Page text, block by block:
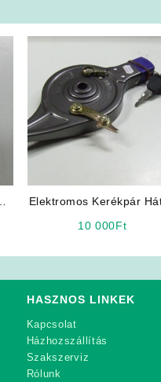
Elektromos Kerékpár
10 000Ft
HASZNOS LINKEK
Kapcsolat
Házhozszállítás
Szakszerviz
Rólunk